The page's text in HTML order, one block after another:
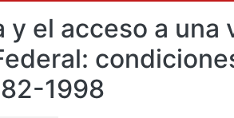
y el acceso a
1998